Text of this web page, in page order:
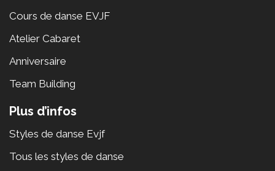
Cours de danse EVJF
Atelier Cabaret
Anniversaire
Team Building
Plus d’infos
Styles de danse Evjf
Tous les styles de danse